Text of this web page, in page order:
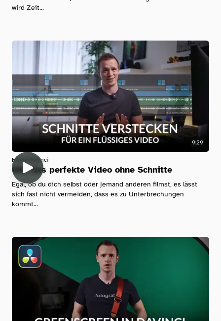
wird Zeit...
9:29
Filmen Davinci
QM: Das perfekte Video ohne Schnitte
Egal, ob du dich selbst oder jemand anderen filmst, es lässt
sich fast nicht vermeiden, dass es zu Unterbrechungen
kommt...